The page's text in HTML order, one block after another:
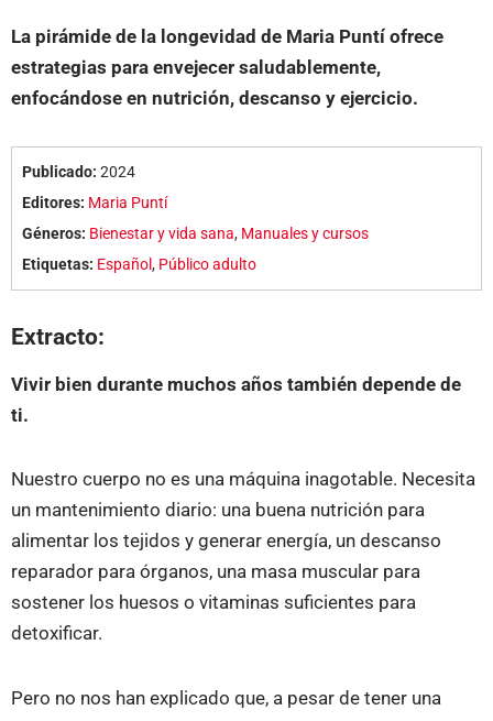
La pirámide de la longevidad de Maria Puntí ofrece
estrategias para envejecer saludablemente,
enfocándose en nutrición, descanso y ejercicio.
Publicado: 2024
Editores: Maria Puntí
Géneros: Bienestar y vida sana, Manuales y cursos
Etiquetas: Español, Público adulto
Extracto:
Vivir bien durante muchos años también depende de
ti.
Nuestro cuerpo no es una máquina inagotable. Necesita
un mantenimiento diario: una buena nutrición para
alimentar los tejidos y generar energía, un descanso
reparador para órganos, una masa muscular para
sostener los huesos o vitaminas suficientes para
detoxificar.
Pero no nos han explicado que, a pesar de tener una